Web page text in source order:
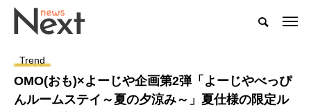
Trend
OMO(おも)×よーじや企画第2弾「よーじやべっぴ
んルームステイ～夏の夕涼み～」夏仕様の限定ル